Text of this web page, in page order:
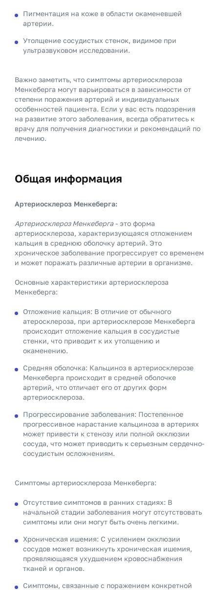
Пигментация на коже в области окаменевшей
артерии.
Утолщение сосудистых стенок, видимое при
ультразвуковом исследовании.
Важно заметить, что симптомы артериосклероза
Менкеберга могут варьироваться в зависимости от
степени поражения артерий и индивидуальных
особенностей пациента. Если у вас есть подозрения
на развитие этого заболевания, всегда обратитесь к
врачу для получения диагностики и рекомендаций по
лечению.
Общая информация
Артериосклероз Менкеберга:
Артериосклероз Менкеберга- это форма
артериосклероза, характеризующаяся отложением
кальция в среднюю оболочку артерий. Это
хроническое заболевание прогрессирует со временем
и может поражать различные артерии в организме.
Основные характеристики артериосклероза
Менкеберга:
Отложение кальция: В отличие от обычного
атеросклероза, при артериосклерозе Менкеберга
происходит отложение кальция в сосудистые
стенки, что приводит к их утолщению и
окаменению.
Средняя оболочка: Кальциноз в артериосклерозе
Менкеберга происходит в средней оболочке
артерий, что отличает его от других форм
артериосклероза.
Прогрессирование заболевания: Постепенное
прогрессивное нарастание кальциноза в артериях
может привести к стенозу или полной окклюзии
сосуда, что может приводить к серьезным сердечно-
сосудистым осложнениям.
Симптомы артериосклероза Менкеберга:
Отсутствие симптомов в ранних стадиях: В
начальной стадии заболевания могут отсутствовать
симптомы или они могут быть очень легкими.
Хроническая ишемия: С усилением окклюзии
сосудов может возникнуть хроническая ишемия,
проявляющаяся ухудшением кровоснабжения
тканей и органов.
Симптомы, связанные с поражением конкретной